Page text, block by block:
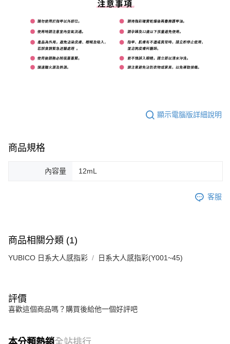
顯示電腦版詳細說明
商品規格
內容量 12mL
客服
商品相關分類 (1)
YUBICO 日系大人感指彩 日系大人感指彩(Y001~45)
評價
喜歡這個商品嗎？購買後給他一個好評吧